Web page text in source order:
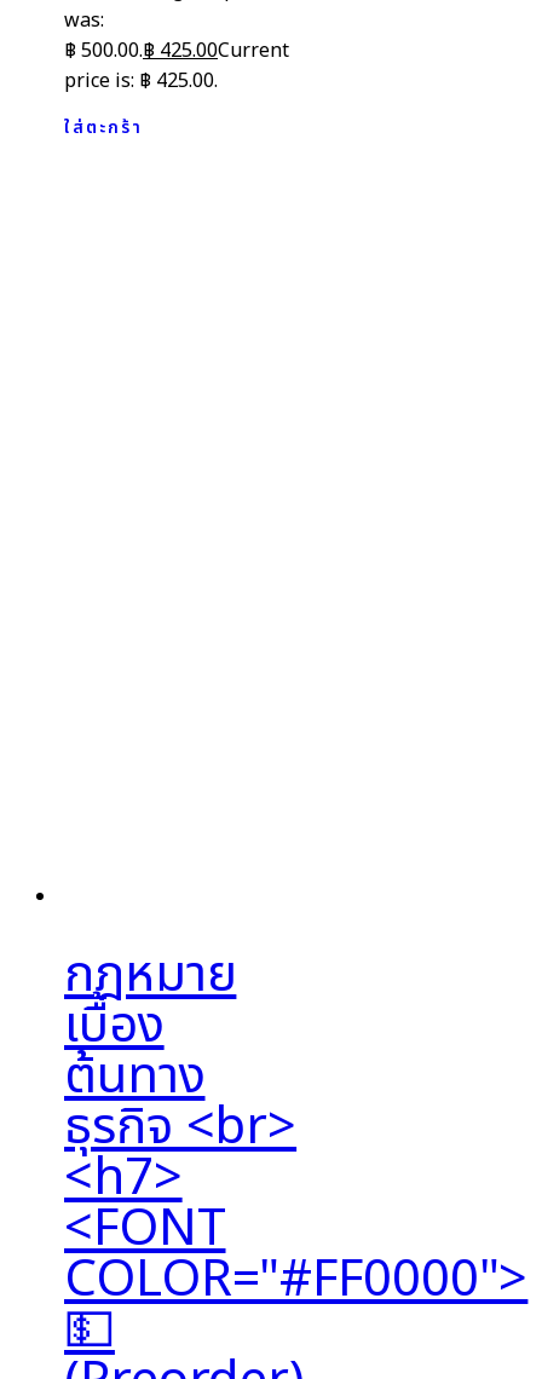
was:
฿ 500.00.฿425.00Current
price is: ฿ 425.00.
ใส่ตะกร้า
กฎหมาย
เบื้อง
ต้นทาง
ธุรกิจ <br>
<h7>
<FONT
COLOR="#FF0000">
💵